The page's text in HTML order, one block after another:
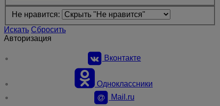
Не нравится:
Искать Сбросить
Авторизация
Вконтакте
Одноклассники
Mail.ru